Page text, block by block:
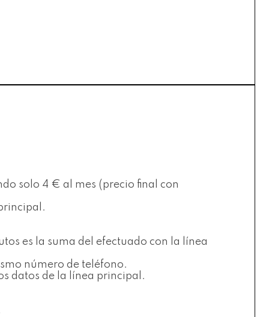
solo 4 € al mes (precio final con
es la suma del efectuado con la línea
número de teléfono.
datos de la línea principal.